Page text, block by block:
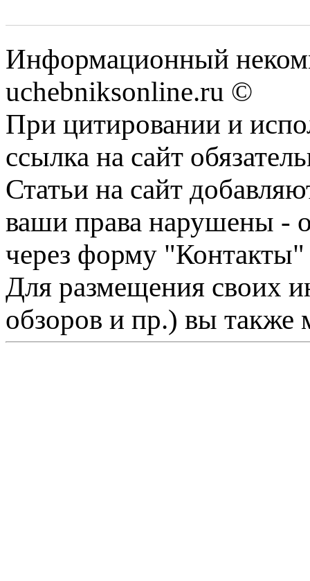
Информационный
uchebniksonline.ru ©
При цитировании и
ссылка на сайт
Статьи на сайт
ваши права нарушены -
через форму "Контакты"
Для размещения своих
обзоров и пр.) вы также